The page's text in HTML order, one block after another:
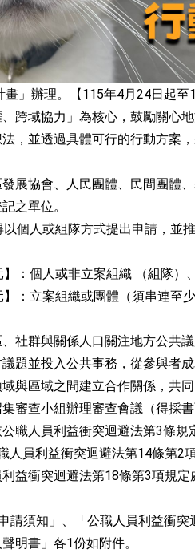
」辦理。【115年4月24日起至
跨域協力」為核心，鼓勵關心
，並透過具體可行的行動方案
展協會、人民團體、民間團體
之單位。
個人或組隊方式提出申請，並
：個人或非立案組織 （組隊）
：立案組織或團體（須串連至少
社群與關係人口關注地方公共
題並投入公共事務，從參與者
與區域之間建立合作關係，共同
審查小組辦理審查會議（得採
職人員利益衝突迴避法第3條
人員利益衝突迴避法第14條第2
益衝突迴避法第18條第3項規
請須知」、「公職人員利益衝
明書」各1份如附件。